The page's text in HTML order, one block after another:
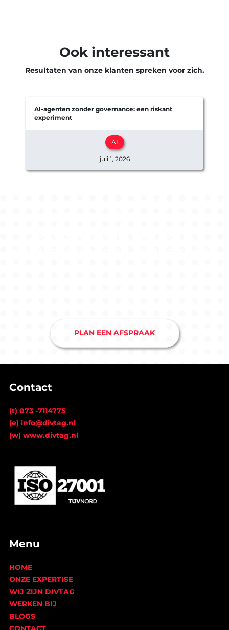
Ook interessant
Resultaten van onze klanten spreken voor zich.
AI-agenten zonder governance: een riskant
experiment
AI
juli 1, 2026
PLAN EEN AFSPRAAK
Contact
(t) 073 -7114775
(e) info@divtag.nl
(w) www.divtag.nl
Menu
HOME
ONZE EXPERTISE
WIJ ZIJN DIVTAG
WERKEN BIJ
BLOGS